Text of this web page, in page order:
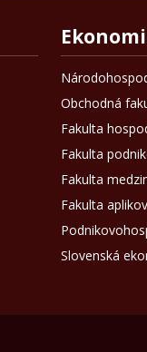
Obchodná
Fakulta
Fakulta
Fakulta
Fakulta
Slovenská